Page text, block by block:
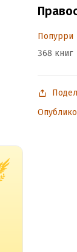
Попурри
368 книг